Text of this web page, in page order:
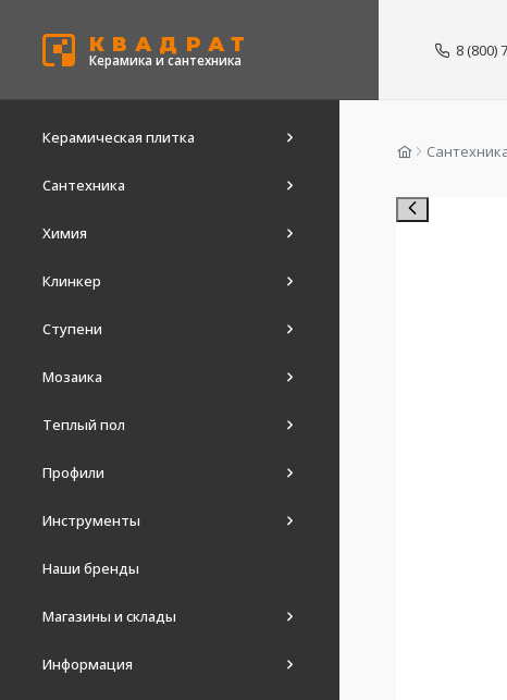
КВАДРАТ
Керамика и сантехника
8 (800)
Керамическая плитка
Сантехника
Химия
Клинкер
Ступени
Мозаика
Теплый пол
Профили
Инструменты
Наши бренды
Магазины и склады
Информация